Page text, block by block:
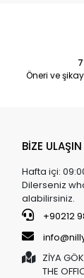
Öneri ve
BİZE ULAŞIN
Hafta içi:
Dilerseniz
alabilirsiniz.
+90212
ZİYA
THE